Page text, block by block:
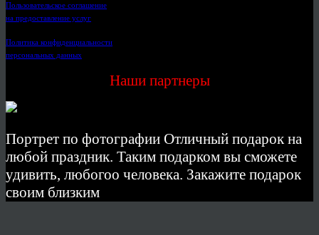
Пользовательское соглашение
на предоставление услуг
Политика конфиденциальности
персональных данных
Наши партнеры
Портрет по фотографии Отличный подарок на
любой праздник. Таким подарком вы сможете
удивить, любогоо человека. Закажите подарок
своим близким